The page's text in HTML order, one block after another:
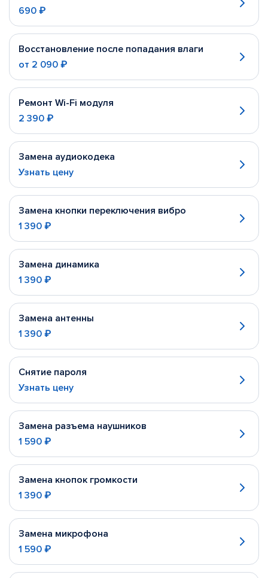
690 ₽
Восстановление после попадания влаги
от 2 090 ₽
Ремонт Wi-Fi модуля
2 390 ₽
Замена аудиокодека
Узнать цену
Замена кнопки переключения вибро
1 390 ₽
Замена динамика
1 390 ₽
Замена антенны
1 390 ₽
Снятие пароля
Узнать цену
Замена разъема наушников
1 590 ₽
Замена кнопок громкости
1 390 ₽
Замена микрофона
1 590 ₽